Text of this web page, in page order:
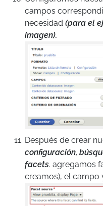
campos
necesidad (para el
imagen).
Después de crear
configuración,
facets. agregamos
creamos), el campo